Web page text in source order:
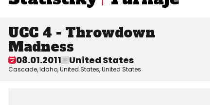
UCC 4 - Throwdown
Madness
08.01.2011 United States
Cascade, Idaho, United States, United States